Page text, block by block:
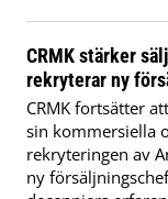
CRMK stärker
rekryterar ny
CRMK fortsätter
sin kommersiella
rekryteringen av
ny